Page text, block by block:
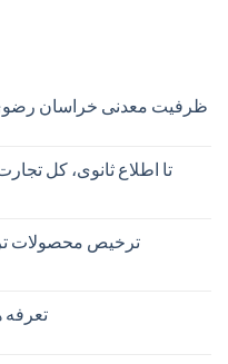
ظرفیت معدنی خراسان رضوی به ۹۳۰ میلیون
تا اطلاع ثانوی، کل
ترخیص محصولات
تعرفه های